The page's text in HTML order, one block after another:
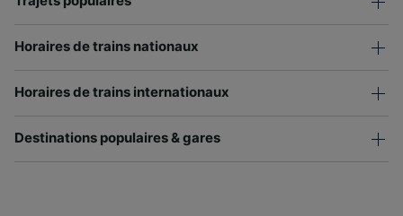
Horaires de trains nationaux
Horaires de trains internationaux
Destinations populaires & gares